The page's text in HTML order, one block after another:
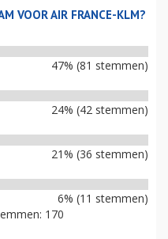
VOOR AIR FRANCE-KLM?
47% (81 stemmen)
24% (42 stemmen)
21% (36 stemmen)
6% (11 stemmen)
170